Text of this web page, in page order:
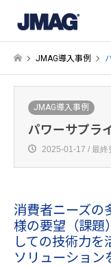
JMAG導入事例
JMAG導入事例
パワーサプラ
2025-01-17 / 最
消費者ニーズの
様の要望（課題
しての技術力を
ソリューション